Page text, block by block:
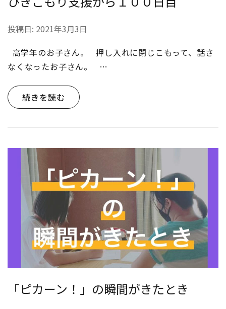
投稿日: 2021年3月3日
高学年のお子さん。 押し入れに閉じこもって、話さ
なくなったお子さん。 …
続きを読む
「ピカーン！」の瞬間がきたとき